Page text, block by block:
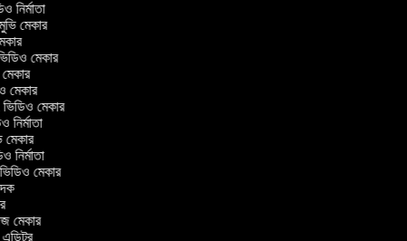
নির্মাতা
মেকার
মেকার
মেকার
মেকার
মেকার
নির্মাতা
মেকার
নির্মাতা
মেকার
মেকার
এডিটর